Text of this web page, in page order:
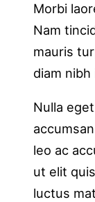
Morbi
Nam
mauris
diam nibh
Nulla
leo ac
ut elit
luctus